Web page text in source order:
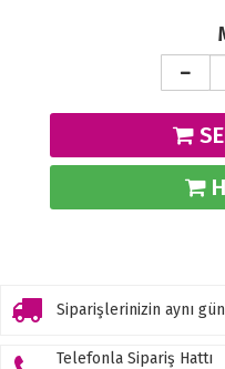
Siparişlerinizin aynı
Telefonla Sipariş Hattı